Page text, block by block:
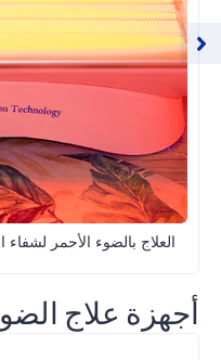
العلاج بالضوء الأحمر
أجهزة علاج